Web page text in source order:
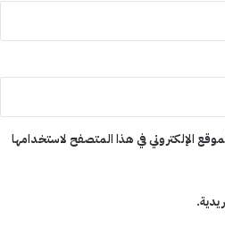
الإلكتروني في هذا المتصفح لاستخدامها